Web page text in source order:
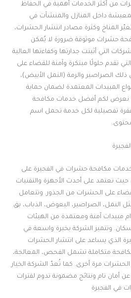
من أكثر الخدمات أهمية في الحفاظ
داخل المنازل والمنشآت في
المناخ وكثرة مصادر انتشار الحشرات،
حشرات موثوقة ضرورة لا يُمكن
التي أثبتت جدارتها وكفاءتها العالية
تقدم حلولًا مبتكرة وآمنة للقضاء على
الصراصير والرمة (النمل الأبيض)،
المبيدات المعتمدة لضمان حماية
نعرض لكم أفضل خدمات مكافحة
تفصيلية لكل خدمة تحمل اسم
مكافحة حشرات في الفجيرة على
حيث تعتمد على أحدث الأجهزة والتقنيات
على الحشرات من الجذور. وتتعامل
النمل، الصراصير، البعوض، الذباب، بق
مبيدات آمنة ومعتمدة من الهيئات
وتتميز الشركة بخبرة واسعة في
الذي يساعد على انتشار الحشرات
متكاملة تشمل الفحص، المعالجة،
مرة أخرى. كما تُعدّ الشركة الخيار
عن أمان تام ونتائج مضمونة تدوم لفترات
في الفجيرة